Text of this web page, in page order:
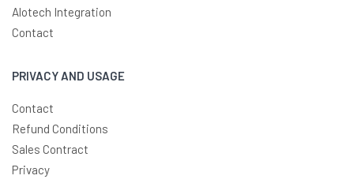
Alotech Integration
Contact
PRIVACY AND USAGE
Contact
Refund Conditions
Sales Contract
Privacy